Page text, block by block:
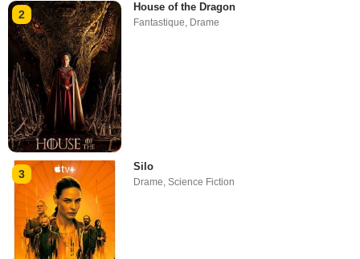
2
House of the Dragon
Fantastique, Drame
3
Silo
Drame ,Science Fiction